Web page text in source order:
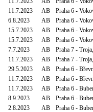
11.7.2023 AB
Praha 6 -
6.8.2023 AB
Praha 6 -
15.7.2023 AB
Praha 6 -
15.7.2023 AB
Praha 6 -
7.7.2023 AB
Praha 7 -
11.7.2023 AB
Praha 7 -
29.5.2023 AB
Praha 6 -
11.7.2023 AB
Praha 6 -
11.7.2023 AB
Praha 6 -
8.9.2023 AB
Praha 6 -
2.8.2023 AB
Praha 6 -